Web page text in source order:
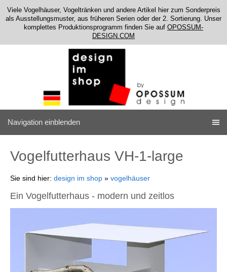
Viele Vogelhäuser, Vogeltränken und andere Artikel hier zum Sonderpreis
als Ausstellungsmuster, aus früheren Serien oder der 2. Sortierung. Unser
komplettes Produktionsprogramm finden Sie auf OPOSSUM-
DESIGN.COM
Navigation einblenden
Vogelfutterhaus VH-1-large
Sie sind hier: design im shop » vogelhäuser
Ein Vogelfutterhaus - modern und zeitlos